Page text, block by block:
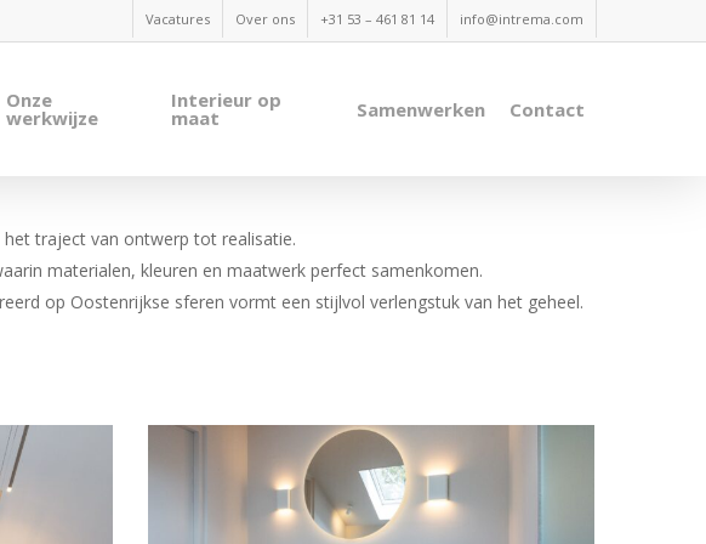
Vacatures Over ons +31 53 – 461 81 14 info@intrema.com
Onze
werkwijze
Interieur op
maat Samenwerken Contact
traject van ontwerp tot realisatie.
materialen, kleuren en maatwerk perfect samenkomen.
op Oostenrijkse sferen vormt een stijlvol verlengstuk van het geheel.